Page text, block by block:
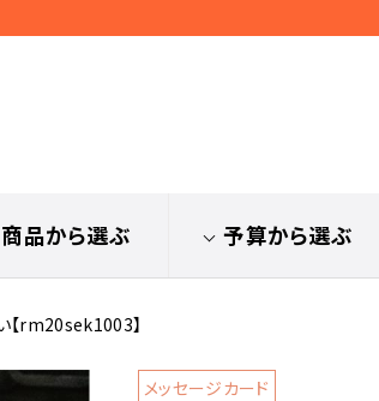
商品から選ぶ 予算から選ぶ
【rm20sek1003】
メッセージカード